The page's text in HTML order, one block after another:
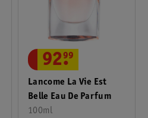
Lancome La Vie Est
Belle Eau De Parfum
100ml
92.
99